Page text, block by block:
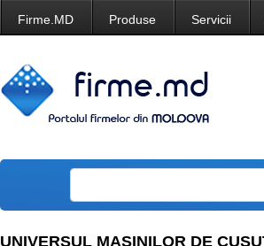
Firme.MD Produse Servicii
UNIVERSUL MASINILOR DE